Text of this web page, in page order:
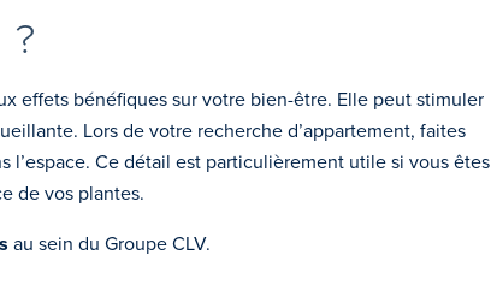
effets bénéfiques sur votre bien-être. Elle peut stimuler
Lors de votre recherche d’appartement, faites
Ce détail est particulièrement utile si vous êtes
de vos plantes.
au sein du Groupe CLV.